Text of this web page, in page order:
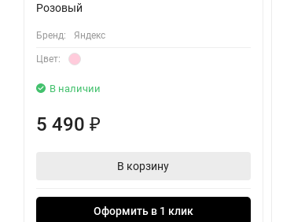
Розовый
Бренд: Яндекс
Цвет:
В наличии
5 490 ₽
В корзину
Оформить в 1 клик